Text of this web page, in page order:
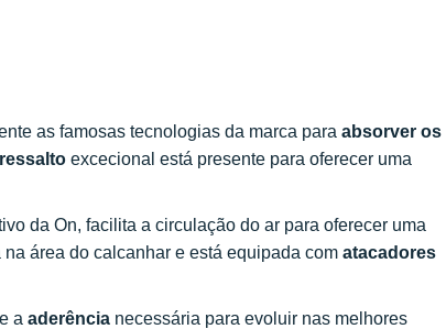
as famosas tecnologias da marca para absorver os
ressalto excecional está presente para oferecer uma
da On, facilita a circulação do ar para oferecer uma
na área do calcanhar e está equipada com atacadores
a aderência necessária para evoluir nas melhores